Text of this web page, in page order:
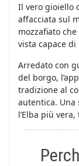
Il vero gioiello
affacciata sul
mozzafiato
vista capace di
Arredato con
del borgo,
tradizione al
autentica. Una
l’Elba più